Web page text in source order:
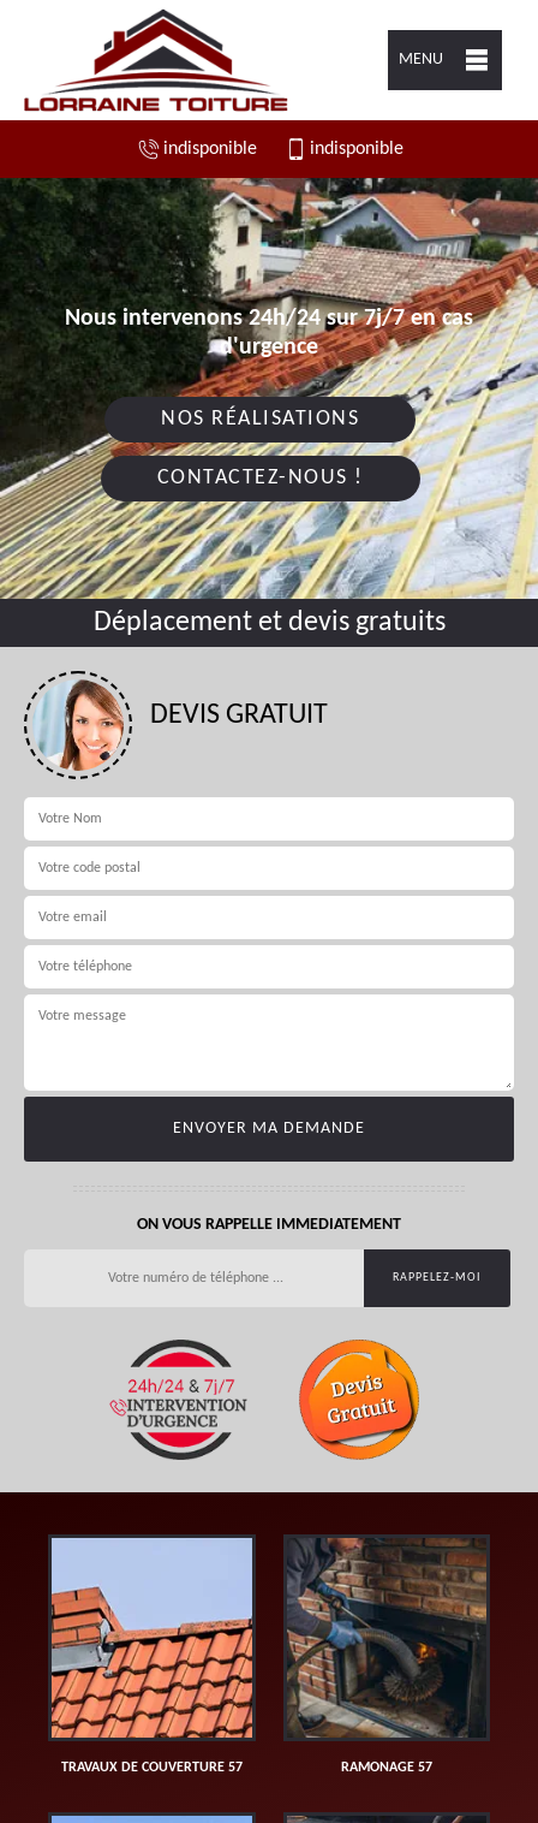
MENU
indisponible indisponible
Nous intervenons 24h/24 sur 7j/7 en cas
d'urgence
NOS RÉALISATIONS
CONTACTEZ-NOUS !
Déplacement et devis gratuits
DEVIS GRATUIT
ON VOUS RAPPELLE IMMEDIATEMENT
TRAVAUX DE COUVERTURE 57 RAMONAGE 57